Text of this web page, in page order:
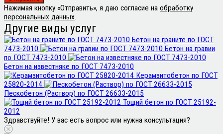
Нажимая кнопку «Отправить», я даю согласие на обработку
персональных данных
Другие виды услуг
Бетон на граните по ГОСТ
7473-2010
Бетон на гравии
по ГОСТ 7473-2010
Бетон на известняке по ГОСТ 7473-2010
Керамзитобетон по ГОСТ
25820-2014
Пескобетон (Раствор) по ГОСТ 26633-2015
Тощий бетон по ГОСТ 25192-
2012
Здравствуйте! У вас есть вопрос или нужна консультация?